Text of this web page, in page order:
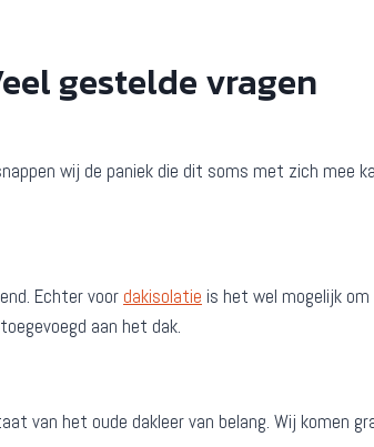
gestelde vragen
wij de paniek die dit soms met zich mee
Echter voor dakisolatie is het wel mogelijk
aan het dak.
van het oude dakleer van belang. Wij komen